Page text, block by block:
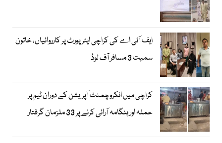
ایف آئی اے کی کراچی ایئرپورٹ پر کارروائیاں، خاتون
سمیت 3 مسافر آف لوڈ
کراچی میں انکروچمنٹ آپریشن کے دوران ٹیم پر
حملہ اور ہنگامہ آرائی کرنے پر 33 ملزمان گرفتار